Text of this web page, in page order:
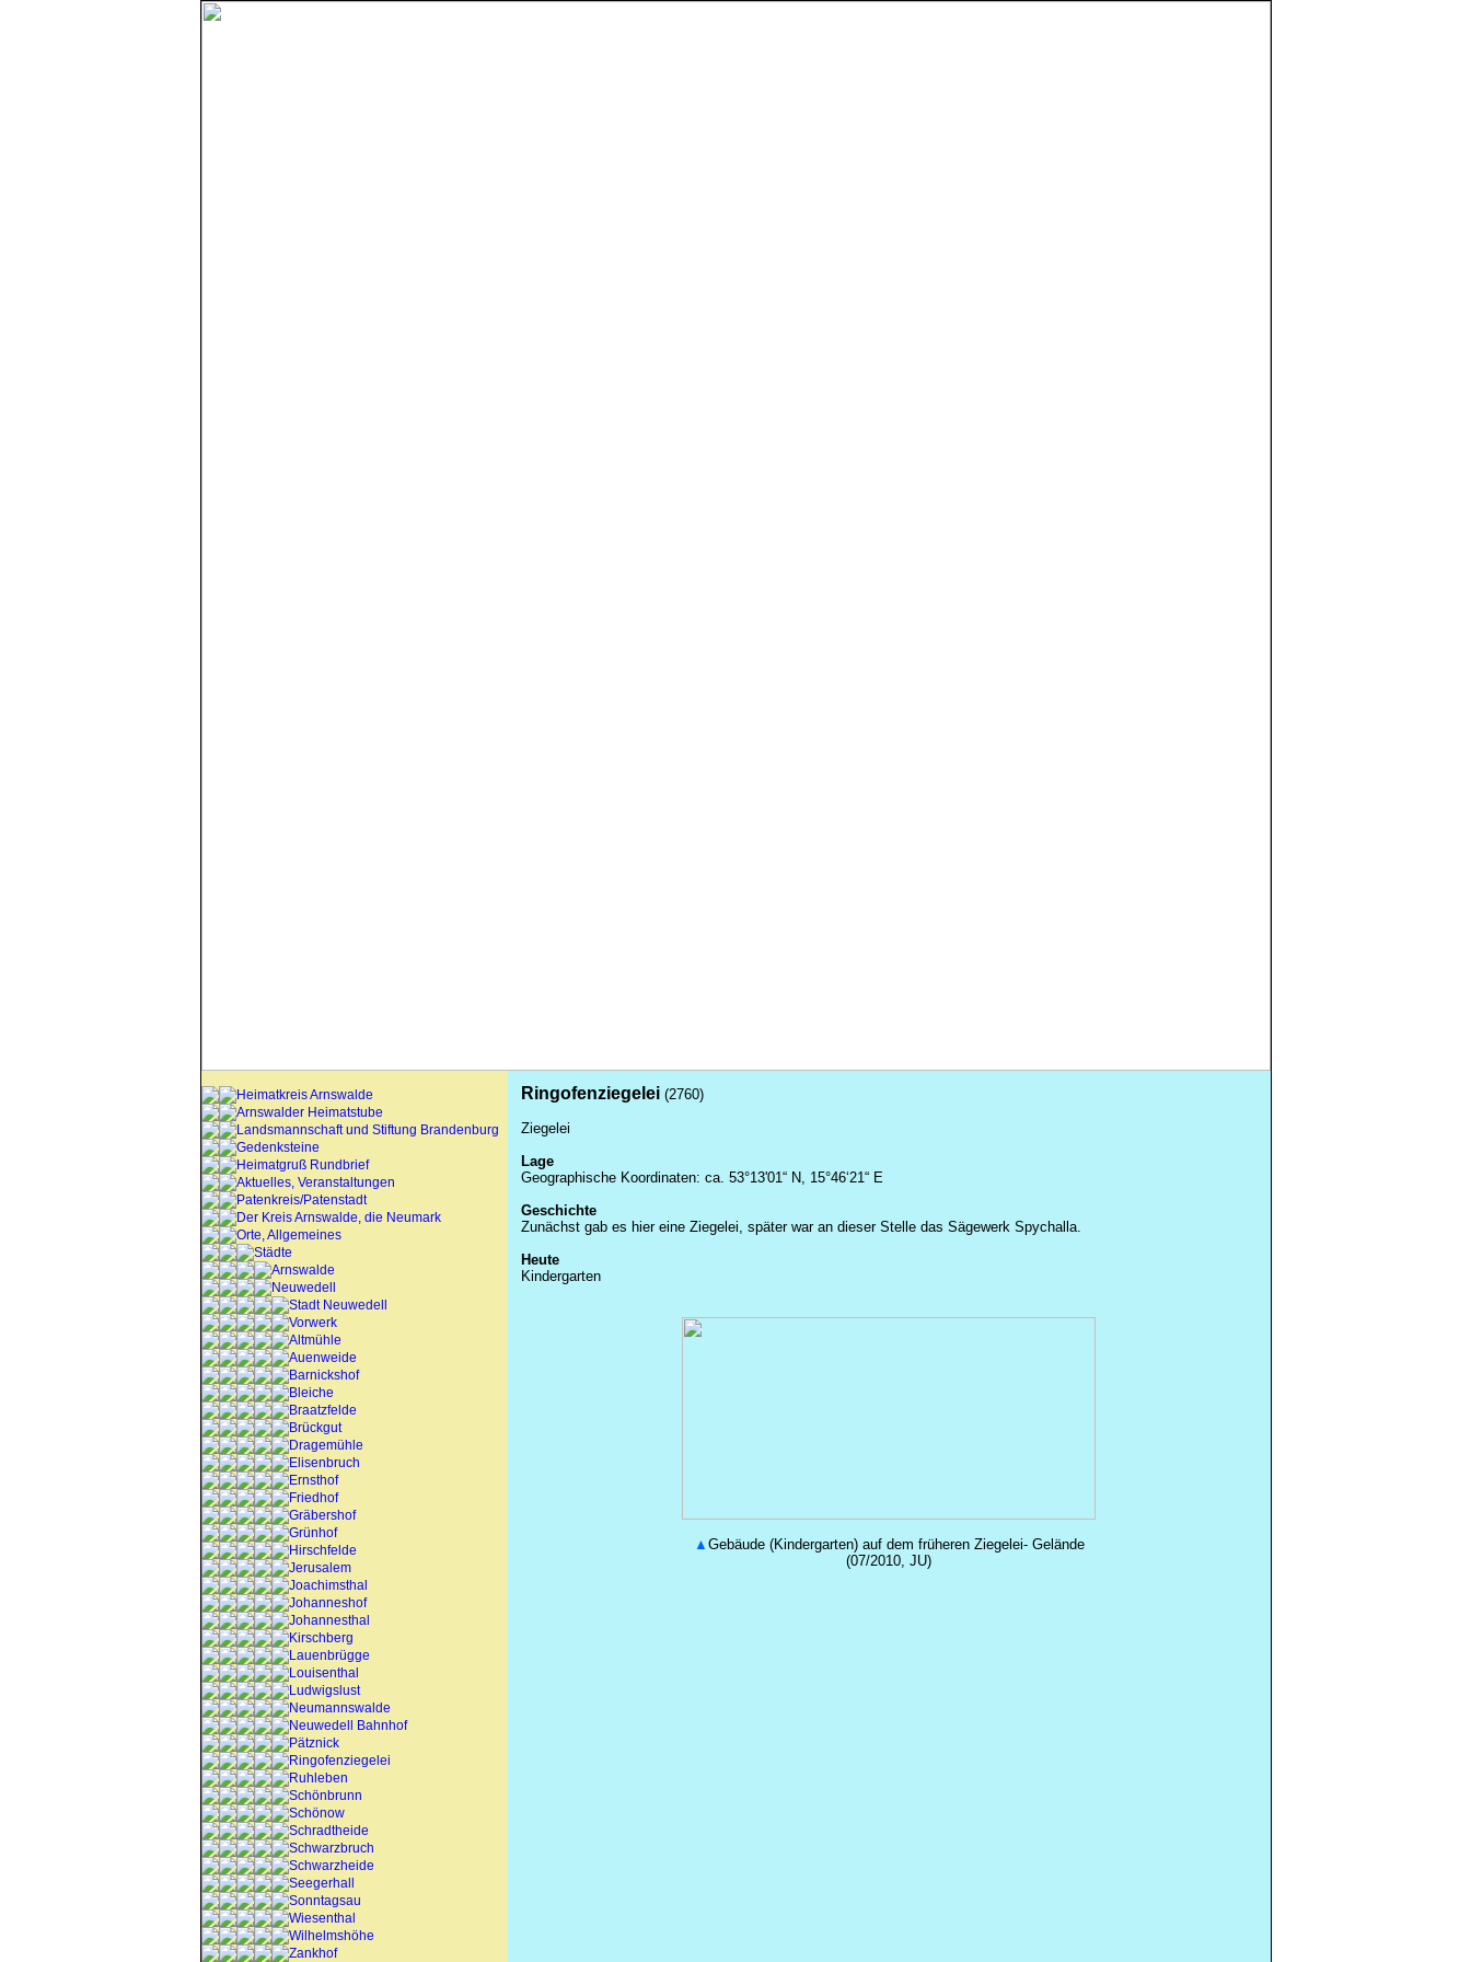
Heimatkreis Arnswalde
Arnswalder Heimatstube
Landsmannschaft und Stiftung Brandenburg
Gedenksteine
Heimatgruß Rundbrief
Aktuelles, Veranstaltungen
Patenkreis/Patenstadt
Der Kreis Arnswalde, die Neumark
Orte, Allgemeines
Städte
Arnswalde
Neuwedell
Stadt Neuwedell
Vorwerk
Altmühle
Auenweide
Barnickshof
Bleiche
Braatzfelde
Brückgut
Dragemühle
Elisenbruch
Ernsthof
Friedhof
Gräbershof
Grünhof
Hirschfelde
Jerusalem
Joachimsthal
Johanneshof
Johannesthal
Kirschberg
Lauenbrügge
Louisenthal
Ludwigslust
Neumannswalde
Neuwedell Bahnhof
Pätznick
Ringofenziegelei
Ruhleben
Schönbrunn
Schönow
Schradtheide
Schwarzbruch
Schwarzheide
Seegerhall
Sonntagsau
Wiesenthal
Wilhelmshöhe
Zankhof
Ringofenziegelei (2760)
Ziegelei
Lage
Geographische Koordinaten: ca. 53°13'01“ N, 15°46‘21“ E
Geschichte
Zunächst gab es hier eine Ziegelei, später war an dieser Stelle das Sägewerk Spychalla.
Heute
Kindergarten
▲ Gebäude (Kindergarten) auf dem früheren Ziegelei- Gelände
(07/2010, JU)